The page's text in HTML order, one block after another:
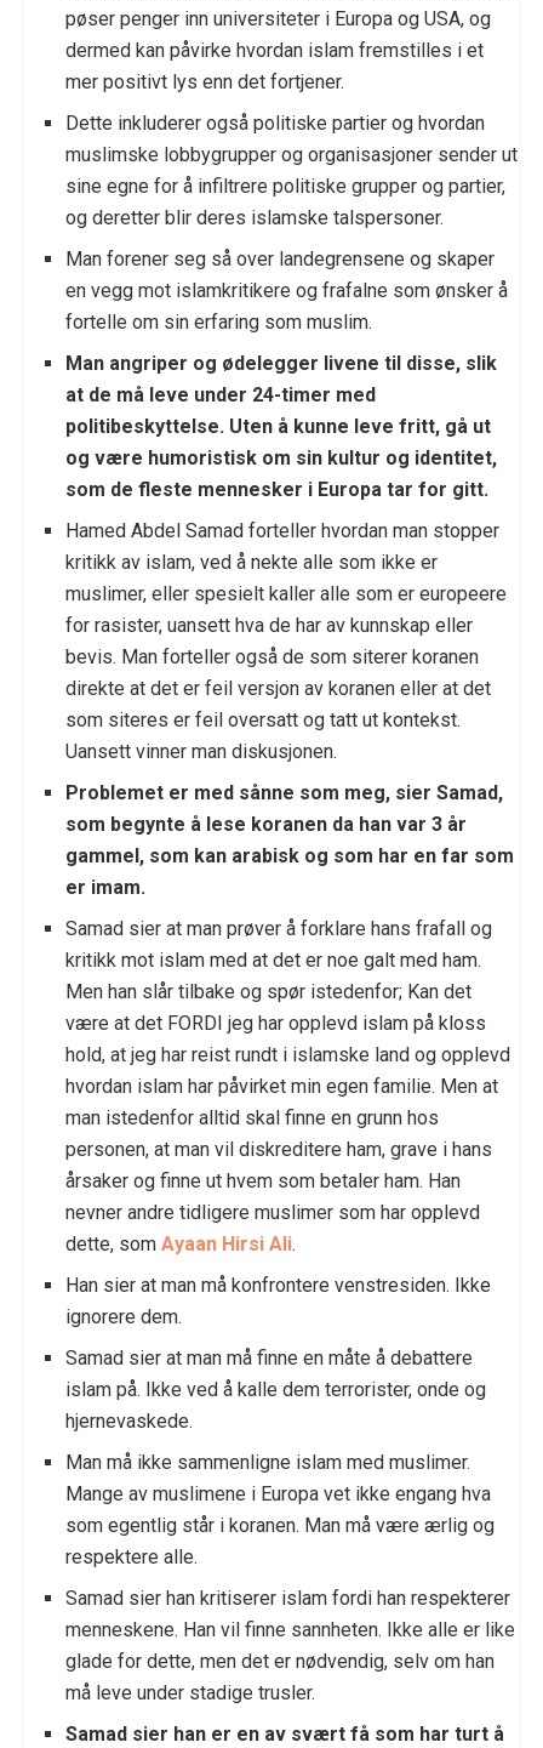
pøser penger inn universiteter i Europa og USA, og
dermed kan påvirke hvordan islam fremstilles i et
mer positivt lys enn det fortjener.
Dette inkluderer også politiske partier og hvordan
muslimske lobbygrupper og organisasjoner sender ut
sine egne for å infiltrere politiske grupper og partier,
og deretter blir deres islamske talspersoner.
Man forener seg så over landegrensene og skaper
en vegg mot islamkritikere og frafalne som ønsker å
fortelle om sin erfaring som muslim.
Man angriper og ødelegger livene til disse, slik
at de må leve under 24-timer med
politibeskyttelse. Uten å kunne leve fritt, gå ut
og være humoristisk om sin kultur og identitet,
som de fleste mennesker i Europa tar for gitt.
Hamed Abdel Samad forteller hvordan man stopper
kritikk av islam, ved å nekte alle som ikke er
muslimer, eller spesielt kaller alle som er europeere
for rasister, uansett hva de har av kunnskap eller
bevis. Man forteller også de som siterer koranen
direkte at det er feil versjon av koranen eller at det
som siteres er feil oversatt og tatt ut kontekst.
Uansett vinner man diskusjonen.
Problemet er med sånne som meg, sier Samad,
som begynte å lese koranen da han var 3 år
gammel, som kan arabisk og som har en far som
er imam.
Samad sier at man prøver å forklare hans frafall og
kritikk mot islam med at det er noe galt med ham.
Men han slår tilbake og spør istedenfor; Kan det
være at det FORDI jeg har opplevd islam på kloss
hold, at jeg har reist rundt i islamske land og opplevd
hvordan islam har påvirket min egen familie. Men at
man istedenfor alltid skal finne en grunn hos
personen, at man vil diskreditere ham, grave i hans
årsaker og finne ut hvem som betaler ham. Han
nevner andre tidligere muslimer som har opplevd
dette, somAyaan Hirsi Ali.
Han sier at man må konfrontere venstresiden. Ikke
ignorere dem.
Samad sier at man må finne en måte å debattere
islam på. Ikke ved å kalle dem terrorister, onde og
hjernevaskede.
Man må ikke sammenligne islam med muslimer.
Mange av muslimene i Europa vet ikke engang hva
som egentlig står i koranen. Man må være ærlig og
respektere alle.
Samad sier han kritiserer islam fordi han respekterer
menneskene. Han vil finne sannheten. Ikke alle er like
glade for dette, men det er nødvendig, selv om han
må leve under stadige trusler.
Samad sier han er en av svært få som har turt å